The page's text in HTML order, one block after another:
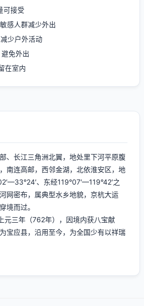
可接受
感人群减少外出
减少户外活动
避免外出
在室内
、长江三角洲北翼，地处里下河平原腹
南连高邮，西邻金湖，北依淮安区，地
、东经119°07′—119°42′之
网密布，属典型水乡地貌，京杭大运
境而过。
元三年（762年），因境内获八宝献
宝应县，沿用至今，为全国少有以祥瑞